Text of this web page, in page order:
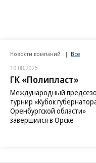
Новости компаний Все
10.08.2026
ГК «Полипласт»
Международный
турнир «Кубок
Оренбургской области»
завершился в Орске